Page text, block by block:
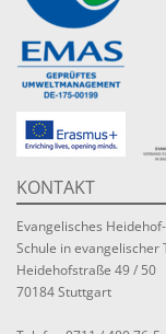
KONTAKT
Evangelisches
Schule in evangelischer
Heidehofstraße 49 / 50
70184 Stuttgart